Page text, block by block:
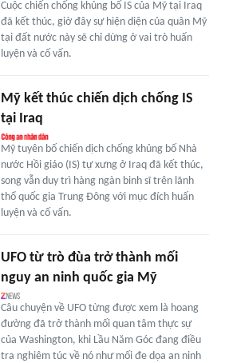
Cuộc chiến chống khủng bố IS của Mỹ tại Iraq
đã kết thúc, giờ đây sự hiện diện của quân Mỹ
tại đất nước này sẽ chỉ dừng ở vai trò huấn
luyện và cố vấn.
Mỹ kết thúc chiến dịch chống IS
tại Iraq
Mỹ tuyên bố chiến dịch chống khủng bố Nhà
nước Hồi giáo (IS) tự xưng ở Iraq đã kết thúc,
song vẫn duy trì hàng ngàn binh sĩ trên lãnh
thổ quốc gia Trung Đông với mục đích huấn
luyện và cố vấn.
UFO từ trò đùa trở thành mối
nguy an ninh quốc gia Mỹ
Câu chuyện về UFO từng được xem là hoang
đường đã trở thành mối quan tâm thực sự
của Washington, khi Lầu Năm Góc đang điều
tra nghiêm túc về nó như mối đe dọa an ninh